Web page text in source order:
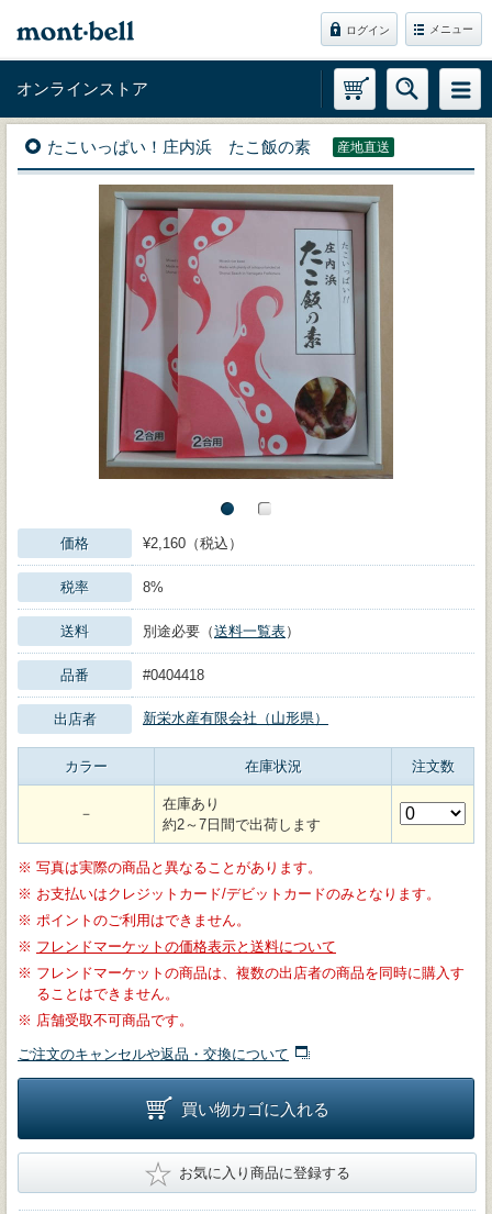
ログイン メニュー
オンラインストア
たこいっぱい！庄内浜 たこ飯の素 産地直送
価格 ¥2,160（税込）
税率 8%
送料 別途必要（送料一覧表）
品番 #0404418
出店者 新栄水産有限会社（山形県）
カラー 在庫状況 注文数
－
在庫あり
約2～7日間で出荷します
※ 写真は実際の商品と異なることがあります。
※ お支払いはクレジットカード/デビットカードのみとなります。
※ ポイントのご利用はできません。
※ フレンドマーケットの価格表示と送料について
※ フレンドマーケットの商品は、複数の出店者の商品を同時に購入す
ることはできません。
※ 店舗受取不可商品です。
ご注文のキャンセルや返品・交換について
買い物カゴに入れる
★ お気に入り商品に登録する